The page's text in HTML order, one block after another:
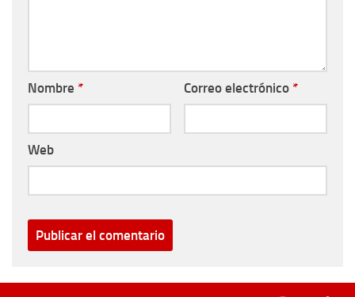
Nombre * Correo electrónico *
Web